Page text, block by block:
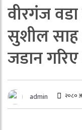
वीरगंज
सुशील साह
जडान गरिए
admin २०८०